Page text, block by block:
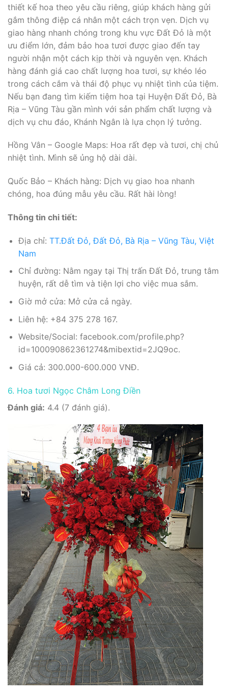
thiết kế hoa theo yêu cầu riêng, giúp khách hàng gửi
gắm thông điệp cá nhân một cách trọn vẹn. Dịch vụ
giao hàng nhanh chóng trong khu vực Đất Đỏ là một
ưu điểm lớn, đảm bảo hoa tươi được giao đến tay
người nhận một cách kịp thời và nguyên vẹn. Khách
hàng đánh giá cao chất lượng hoa tươi, sự khéo léo
trong cách cắm và thái độ phục vụ nhiệt tình của tiệm.
Nếu bạn đang tìm kiếm tiệm hoa tại Huyện Đất Đỏ, Bà
Rịa – Vũng Tàu gần mình với sản phẩm chất lượng và
dịch vụ chu đáo, Khánh Ngân là lựa chọn lý tưởng.
Hồng Vân – Google Maps: Hoa rất đẹp và tươi, chị chủ
nhiệt tình. Mình sẽ ủng hộ dài dài.
Quốc Bảo – Khách hàng: Dịch vụ giao hoa nhanh
chóng, hoa đúng mẫu yêu cầu. Rất hài lòng!
Thông tin chi tiết:
Địa chỉ: TT.Đất Đỏ, Đất Đỏ, Bà Rịa – Vũng Tàu, Việt
Nam
Chỉ đường: Nằm ngay tại Thị trấn Đất Đỏ, trung tâm
huyện, rất dễ tìm và tiện lợi cho việc mua sắm.
Giờ mở cửa: Mở cửa cả ngày.
Liên hệ: +84 375 278 167.
Website/Social: facebook.com/profile.php?
id=100090862361274&mibextid=2JQ9oc.
Giá cả: 300.000-600.000 VNĐ.
6. Hoa tươi Ngọc Châm Long Điền
Đánh giá: 4.4 (7 đánh giá).